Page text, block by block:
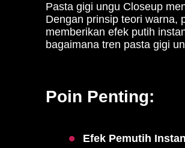
Pasta gigi ungu Closeup
Dengan prinsip teori warna,
memberikan efek putih
bagaimana tren pasta gigi
Poin Penting:
Efek Pemutih